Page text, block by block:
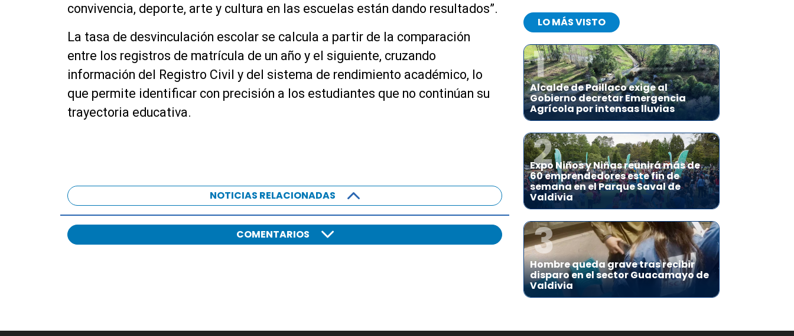
convivencia, deporte, arte y cultura en las escuelas están dando resultados”.
La tasa de desvinculación escolar se calcula a partir de la comparación
entre los registros de matrícula de un año y el siguiente, cruzando
información del Registro Civil y del sistema de rendimiento académico, lo
que permite identificar con precisión a los estudiantes que no continúan su
trayectoria educativa.
NOTICIAS RELACIONADAS
COMENTARIOS
LO MÁS VISTO
1
Alcalde de Paillaco exige al
Gobierno decretar Emergencia
Agrícola por intensas lluvias
2
Expo Niños y Niñas reunirá más de
60 emprendedores este fin de
semana en el Parque Saval de
Valdivia
3
Hombre queda grave tras recibir
disparo en el sector Guacamayo de
Valdivia